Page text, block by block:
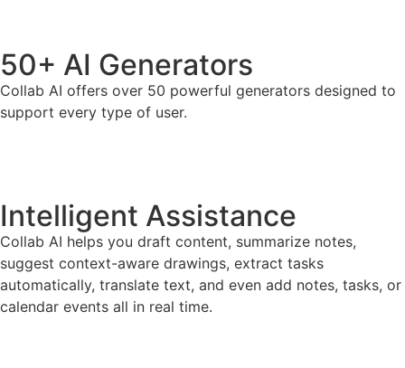
50+ AI Generators
Collab AI offers over 50 powerful generators designed to
support every type of user.
Intelligent Assistance
Collab AI helps you draft content, summarize notes,
suggest context-aware drawings, extract tasks
automatically, translate text, and even add notes, tasks, or
calendar events all in real time.